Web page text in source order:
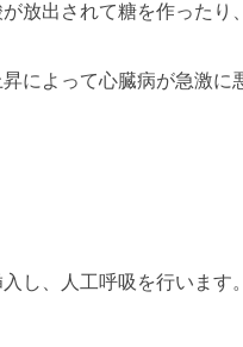
放出されて糖を作ったり
によって心臓病が急激に
し、人工呼吸を行います。